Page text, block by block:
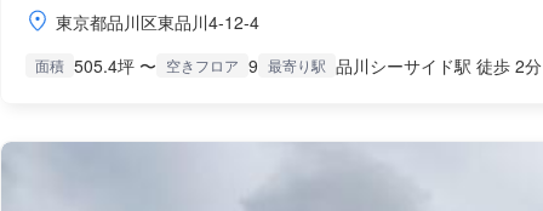
東京都品川区東品川4-12-4
面積 505.4坪 〜 空きフロア 9 最寄り駅 品川シーサイド駅 徒歩 2分